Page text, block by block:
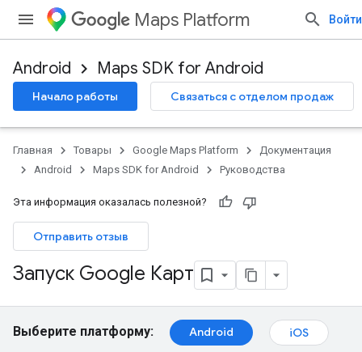
Maps Platform Войти
Android Maps SDK for Android
Начало работы Связаться с отделом продаж
Главная Товары Google Maps Platform
Документация
Android
Maps SDK for Android Руководства
Эта информация оказалась полезной?
Отправить отзыв
Запуск Google Карт
Выберите платформу: Android iOS